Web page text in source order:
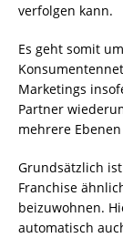
verfolgen kann.
Es geht somit
Marketings
Partner
mehrere
Grundsätzlich
Franchise
beizuwohnen.
automatisch